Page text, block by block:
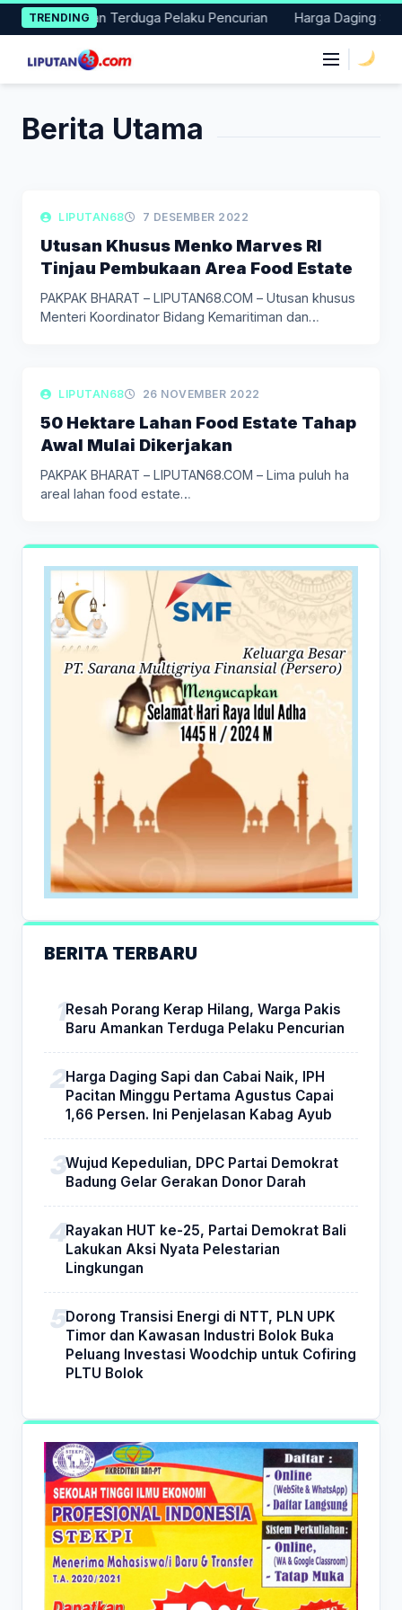
Skip
to
content
TRENDING
Amankan Terduga Pelaku Pencurian Harga Daging
Berita Utama
LIPUTAN BERITA
LIPUTAN68 7 DESEMBER 2022
Utusan Khusus Menko Marves RI
Tinjau Pembukaan Area Food Estate
PAKPAK BHARAT – LIPUTAN68.COM – Utusan khusus
Menteri Koordinator Bidang Kemaritiman dan…
LIPUTAN BERITA
LIPUTAN68 26 NOVEMBER 2022
50 Hektare Lahan Food Estate Tahap
Awal Mulai Dikerjakan
PAKPAK BHARAT – LIPUTAN68.COM – Lima puluh ha
areal lahan food estate…
BERITA TERBARU
Resah Porang Kerap Hilang, Warga Pakis
Baru Amankan Terduga Pelaku Pencurian
Harga Daging Sapi dan Cabai Naik, IPH
Pacitan Minggu Pertama Agustus Capai
1,66 Persen. Ini Penjelasan Kabag Ayub
Wujud Kepedulian, DPC Partai Demokrat
Badung Gelar Gerakan Donor Darah
Rayakan HUT ke-25, Partai Demokrat Bali
Lakukan Aksi Nyata Pelestarian
Lingkungan
Dorong Transisi Energi di NTT, PLN UPK
Timor dan Kawasan Industri Bolok Buka
Peluang Investasi Woodchip untuk Cofiring
PLTU Bolok